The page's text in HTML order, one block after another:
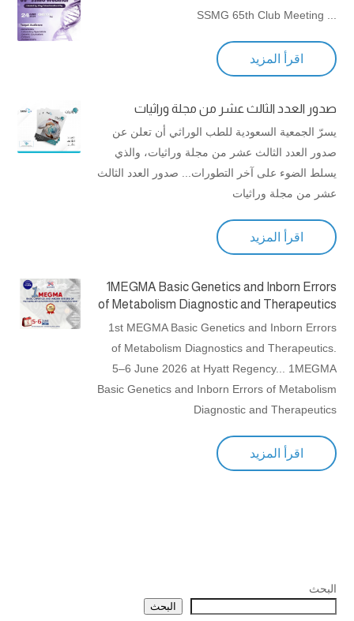
اقرأ المزيد
صدور العدد الثالث عشر من مجلة وراثيات
يسرّ الجمعية السعودية للطب الوراثي أن تعلن عن
صدور العدد الثالث عشر من مجلة وراثيات، والذي
يسلط الضوء على آخر التطورات... صدور العدد الثالث
عشر من مجلة وراثيات
اقرأ المزيد
1MEGMA Basic Genetics and Inborn Errors
of Metabolism Diagnostic and Therapeutics
1st MEGMA Basic Genetics and Inborn Errors
of Metabolism Diagnostics and Therapeutics.
5–6 June 2026 at Hyatt Regency... 1MEGMA
Basic Genetics and Inborn Errors of Metabolism
Diagnostic and Therapeutics
اقرأ المزيد
البحث
البحث